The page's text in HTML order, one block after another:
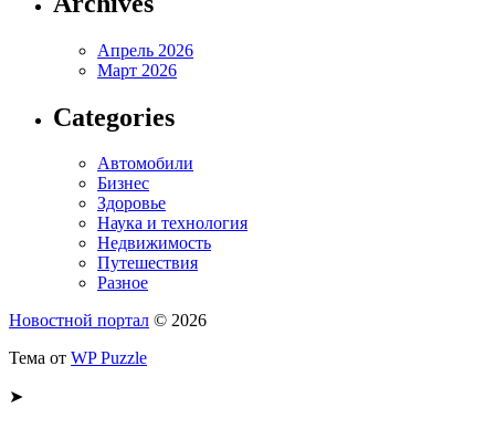
Апрель 2026
Март 2026
Categories
Автомобили
Бизнес
Здоровье
Наука и технология
Недвижимость
Путешествия
Разное
Новостной портал © 2026
Тема от WP Puzzle
➤